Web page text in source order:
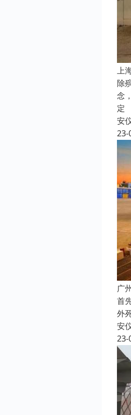
上
除
念
定
安
23-
广
首
外
安
23-